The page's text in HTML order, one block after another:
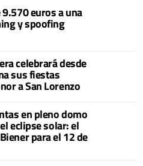
euros a una
y spoofing
celebrará desde
sus fiestas
a San Lorenzo
en pleno domo
eclipse solar: el
para el 12 de